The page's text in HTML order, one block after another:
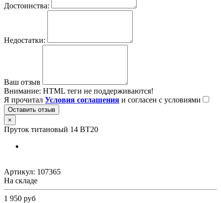
Достоинства:
Недостатки:
Ваш отзыв
Внимание: HTML теги не поддерживаются!
Я прочитал Условия соглашения и согласен с условиями
Оставить отзыв
×
Пруток титановый 14 ВТ20
Артикул: 107365
На складе
1 950 руб